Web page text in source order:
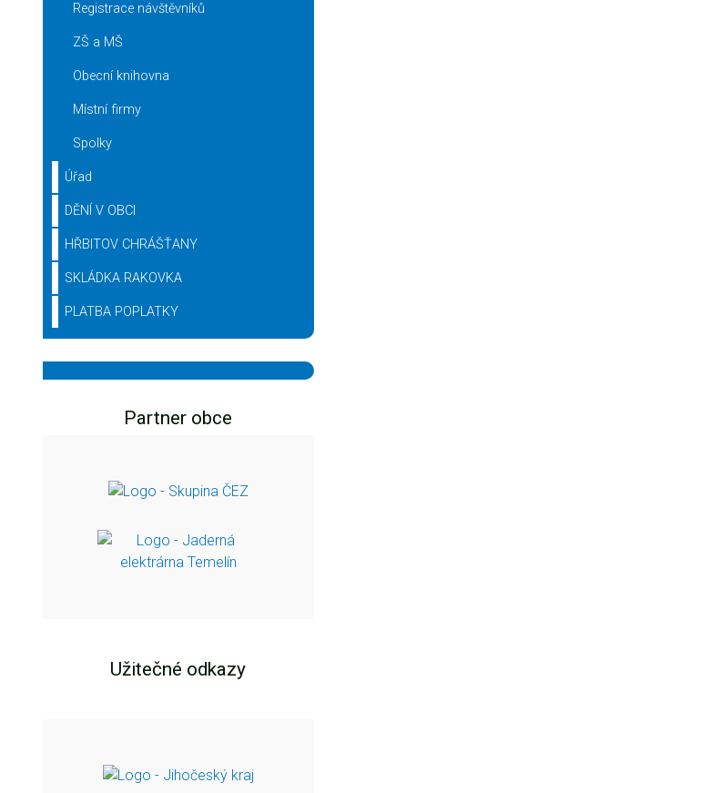
Registrace návštěvníků
ZŠ a MŠ
Obecní knihovna
Místní firmy
Spolky
Úřad
DĚNÍ V OBCI
HŘBITOV CHRÁŠŤANY
SKLÁDKA RAKOVKA
PLATBA POPLATKY
Partner obce
Užitečné odkazy